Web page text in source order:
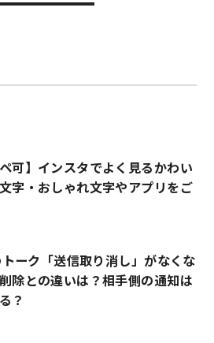
ペ可】インスタでよく見るかわい
字・おしゃれ文字やアプリをご
ーク「送信取り消し」がなくな
除との違いは？相手側の通知は
？